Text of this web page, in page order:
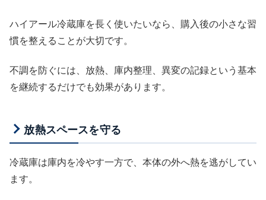
ハイアール冷蔵庫を長く使いたいなら、購入後の小さな習
慣を整えることが大切です。
不調を防ぐには、放熱、庫内整理、異変の記録という基本
を継続するだけでも効果があります。
放熱スペースを守る
冷蔵庫は庫内を冷やす一方で、本体の外へ熱を逃がしてい
ます。